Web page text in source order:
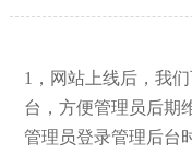
1，网站上线后，我
台，方便管理员后期
管理员登录管理后台